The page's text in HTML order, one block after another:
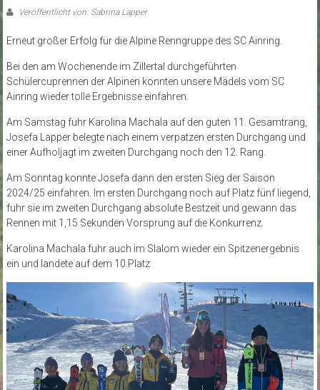
Veröffentlicht von: Sabrina Lapper
Erneut großer Erfolg für die Alpine Renngruppe des SC Ainring.
Bei den am Wochenende im Zillertal durchgeführten
Schülercuprennen der Alpinen konnten unsere Mädels vom SC
Ainring wieder tolle Ergebnisse einfahren.
Am Samstag fuhr Karolina Machala auf den guten 11. Gesamtrang,
Josefa Lapper belegte nach einem verpatzen ersten Durchgang und
einer Aufholjagt im zweiten Durchgang noch den 12. Rang.
Am Sonntag konnte Josefa dann den ersten Sieg der Saison
2024/25 einfahren. Im ersten Durchgang noch auf Platz fünf liegend,
fuhr sie im zweiten Durchgang absolute Bestzeit und gewann das
Rennen mit 1,15 Sekunden Vorsprung auf die Konkurrenz.
Karolina Machala fuhr auch im Slalom wieder ein Spitzenergebnis
ein und landete auf dem 10.Platz